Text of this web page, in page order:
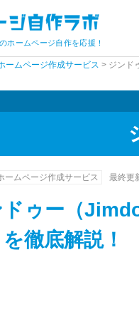
ホームページ自作を応援！
ームページ作成サービス > ジンド
ームページ作成サービス 最終更
ドゥー（
徹底解説！